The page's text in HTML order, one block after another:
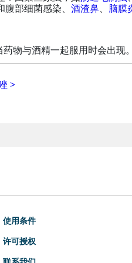
部细菌感染、 酒渣鼻、 脑膜
物与酒精一起服用时会出现
>
使用条件
许可授权